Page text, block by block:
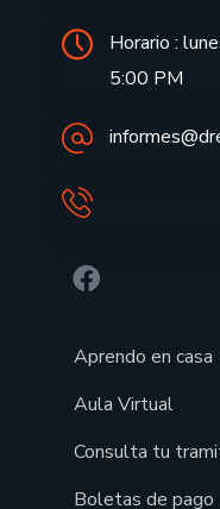
Horario :
5:00 PM
Aprendo en casa
Aula Virtual
Consulta tu
Boletas de pago